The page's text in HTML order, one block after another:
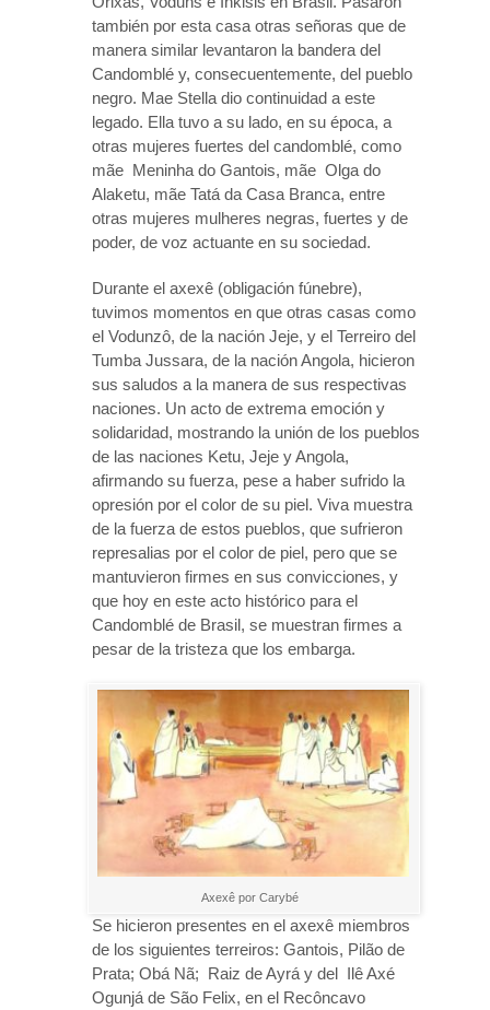
también por esta casa otras señoras que de
manera similar levantaron la bandera del
Candomblé y, consecuentemente, del pueblo
negro. Mae Stella dio continuidad a este
legado. Ella tuvo a su lado, en su época, a
otras mujeres fuertes del candomblé, como
mãe Meninha do Gantois, mãe Olga do
Alaketu, mãe Tatá da Casa Branca, entre
otras mujeres mulheres negras, fuertes y de
poder, de voz actuante en su sociedad.
Durante el axexê (obligación fúnebre),
tuvimos momentos en que otras casas como
el Vodunzô, de la nación Jeje, y el Terreiro del
Tumba Jussara, de la nación Angola, hicieron
sus saludos a la manera de sus respectivas
naciones. Un acto de extrema emoción y
solidaridad, mostrando la unión de los pueblos
de las naciones Ketu, Jeje y Angola,
afirmando su fuerza, pese a haber sufrido la
opresión por el color de su piel. Viva muestra
de la fuerza de estos pueblos, que sufrieron
represalias por el color de piel, pero que se
mantuvieron firmes en sus convicciones, y
que hoy en este acto histórico para el
Candomblé de Brasil, se muestran firmes a
pesar de la tristeza que los embarga.
Axexê por Carybé
Se hicieron presentes en el axexê miembros
de los siguientes terreiros: Gantois, Pilão de
Prata; Obá Nã; Raiz de Ayrá y del Ilê Axé
Ogunjá de São Felix, en el Recôncavo